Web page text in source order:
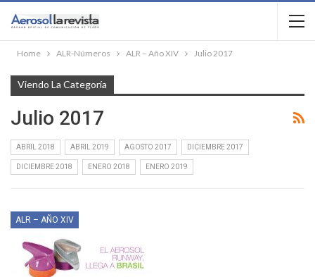
Home ALR-Números ALR – Año XIV Julio 2017
Viendo La Categoría
Julio 2017
ABRIL 2018 ABRIL 2019 AGOSTO 2017 DICIEMBRE 2017
DICIEMBRE 2018 ENERO 2018 ENERO 2019
ALR – AÑO XIV